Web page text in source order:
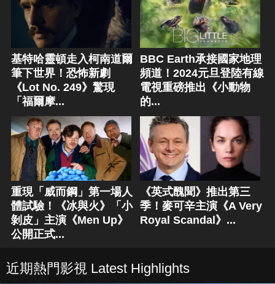
基特哈靈頓走入柯南道爾
筆下世界！恐怖新劇
《Lot No. 249》驚現
「福爾摩...
BBC Earth承接國家地理
頻道！2024元旦登陸有線
電視重磅推出《小動物
的...
重現「威而鋼」第一場人
體試驗！《冰與火》「小
剝皮」主演《Men Up》
公開正式...
《英式醜聞》推出第三
季！麥可辛主演《A Very
Royal Scandal》...
近期熱門影視 Latest Highlights